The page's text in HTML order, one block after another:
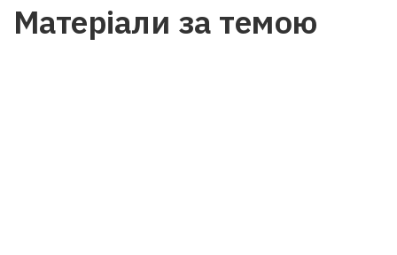
Матеріали за темою